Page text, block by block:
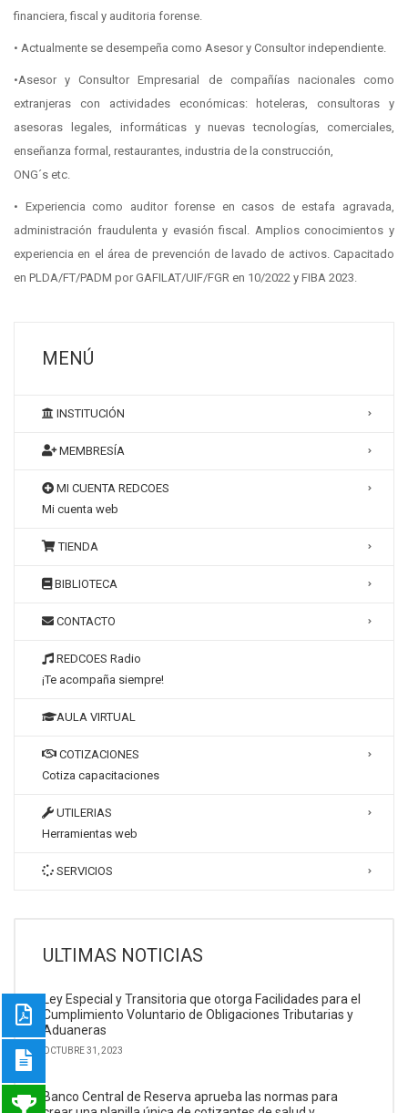
financiera, fiscal y auditoria forense.
• Actualmente se desempeña como Asesor y Consultor independiente.
•Asesor y Consultor Empresarial de compañías nacionales como
extranjeras con actividades económicas: hoteleras, consultoras y
asesoras legales, informáticas y nuevas tecnologías, comerciales,
enseñanza formal, restaurantes, industria de la construcción,
ONG´s etc.
• Experiencia como auditor forense en casos de estafa agravada,
administración fraudulenta y evasión fiscal. Amplios conocimientos y
experiencia en el área de prevención de lavado de activos. Capacitado
en PLDA/FT/PADM por GAFILAT/UIF/FGR en 10/2022 y FIBA 2023.
MENÚ
INSTITUCIÓN
MEMBRESÍA
MI CUENTA REDCOES
Mi cuenta web
TIENDA
BIBLIOTECA
CONTACTO
REDCOES Radio
¡Te acompaña siempre!
AULA VIRTUAL
COTIZACIONES
Cotiza capacitaciones
UTILERIAS
Herramientas web
SERVICIOS
ULTIMAS NOTICIAS
Ley Especial y Transitoria que otorga Facilidades para el
Cumplimiento Voluntario de Obligaciones Tributarias y
Aduaneras
OCTUBRE 31, 2023
Banco Central de Reserva aprueba las normas para